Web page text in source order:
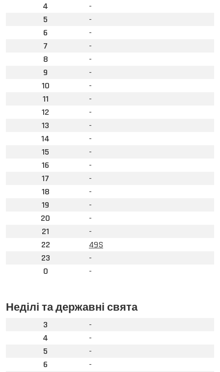
4
-
5
-
6
-
7
-
8
-
9
-
10
-
11
-
12
-
13
-
14
-
15
-
16
-
17
-
18
-
19
-
20
-
21
-
22
49S
23
-
0
-
Неділі та державні свята
3
-
4
-
5
-
6
-